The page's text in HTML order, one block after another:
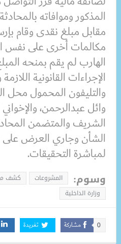
المذكور وموافاته
مقابل مبلغ نقدى وقام
مكالمات أخرى على نفس
الهارب لم يقم بمنحه
الإجراءات القانونية
والتليفون المحمول محل
وائل عبدالرحمن،
الشريف والمتضمن
الشأن وجاري العرض على
لمباشرة التحقيقات.
وسوم: المشروعات كشف
وزارة الداخلية
مشاركة 0 تغريدة